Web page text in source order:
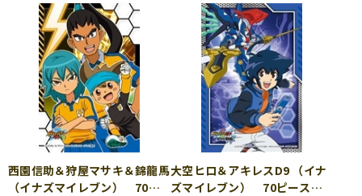
西園信助＆狩屋マサキ＆錦龍馬
（イナズマイレブン） 70ピ
大空ヒロ＆アキレスD9 （イナ
ズマイレブン） 70ピース